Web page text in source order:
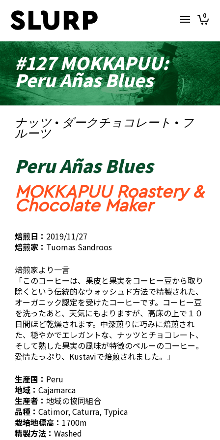
0
#127 MOKKAPUU:
Peru Añas Blues
ナッツ · ダークチョコレート · フ
ルーツ
Peru Añas Blues
MOKKAPUU Roastery &
Chocolate Maker
焙煎日： 2019/11/27
焙煎家： Tuomas Sandroos
焙煎家より一言
「このコーヒーは、果皮と果実をコーヒー豆から取り
除くという伝統的なウォッシュド方法で精製された、
オーガニック認定を受けたコーヒーです。コーヒー豆
を洗ったあと、天気にもよりますが、高床の上で１０
日間ほど乾燥されます。中深煎りに巧みに焙煎され
た、穏やかでエレガントな、ナッツとチョコレート、
そして熟した果実の風味が特徴のペルーのコーヒー。
愛情たっぷり、Kustaviで焙煎されました。」
生産国： Peru
地域： Cajamarca
生産者： 地域の協同組合
品種： Catimor, Caturra, Typica
栽培地標高： 1700m
精製方法： Washed